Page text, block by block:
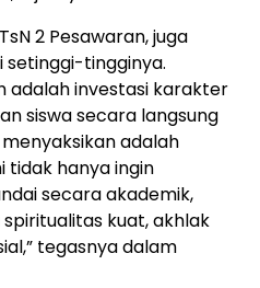
2 Pesawaran, juga
setinggi-tingginya.
adalah investasi karakter
siswa secara langsung
adalah
tidak hanya ingin
secara akademik,
kuat, akhlak
tegasnya dalam